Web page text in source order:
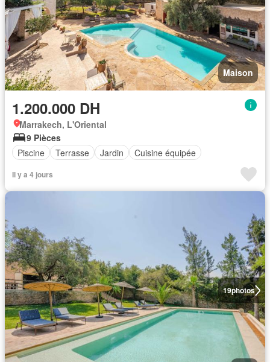
Maison
1.200.000 DH
Marrakech, L'Oriental
9 Pièces
Piscine
Terrasse Jardin Cuisine équipée
Il y a 4 jours
19photos